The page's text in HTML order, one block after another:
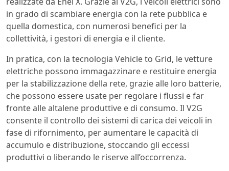
in grado di scambiare energia con la rete pubblica e
quella domestica, con numerosi benefici per la
collettività, i gestori di energia e il cliente.
In pratica, con la tecnologia Vehicle to Grid, le vetture
elettriche possono immagazzinare e restituire energia
per la stabilizzazione della rete, grazie alle loro batterie,
che possono essere usate per regolare i flussi e far
fronte alle altalene produttive e di consumo. Il V2G
consente il controllo dei sistemi di carica dei veicoli in
fase di rifornimento, per aumentare le capacità di
accumulo e distribuzione, stoccando gli eccessi
produttivi o liberando le riserve all’occorrenza.